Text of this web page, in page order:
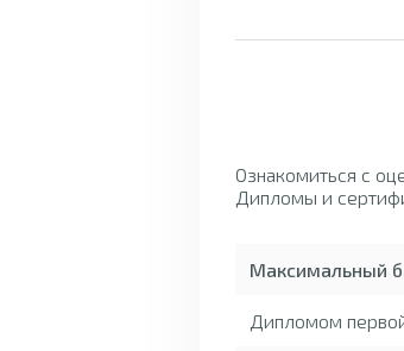
Ознакомиться с
Дипломы и
Максимальный
Дипломом